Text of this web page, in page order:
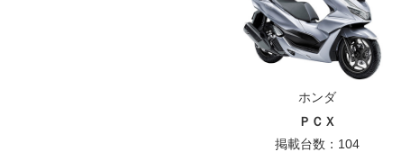
ホンダ
ＰＣＸ
掲載台数：104